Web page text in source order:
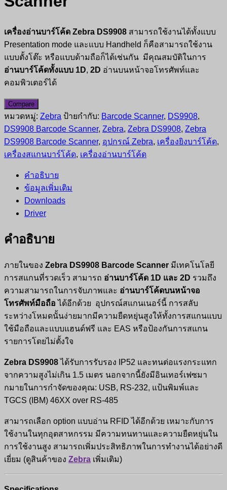
เครื่องอ่านบาร์โค้ด Zebra DS9908 สามารถใช้งานได้ทั้งแบบ
Presentation mode และแบบ Handheld ก็คือสามารถใช้งาน
แบบตั้งโต๊ะ หรือแบบด้ามถือก็ได้เช่นกัน มีคุณสมบัติในการ
อ่านบาร์โค้ดทั้งแบบ 1D, 2D อ่านบนหน้าจอโทรศัพท์และ
คอมพิวเตอร์ได้
Compare
หมวดหมู่: Zebra ป้ายกำกับ: Barcode Scanner, DS9908,
DS9908 Barcode Scanner, Zebra, Zebra DS9908, Zebra
DS9908 Barcode Scanner, อุปกรณ์ Zebra, เครื่องยิงบาร์โค้ด,
เครื่องสแกนบาร์โค้ด, เครื่องอ่านบาร์โค้ด
คำอธิบาย
ข้อมูลเพิ่มเติม
Downloads
Driver
คำอธิบาย
ภายในของ Zebra DS9908 Barcode Scanner มีเทคโนโลยี
การสแกนที่รวดเร็ว สามารถ อ่านบาร์โค้ด 1D และ 2D รวมถึง
ความสามารถในการจับภาพและ อ่านบาร์โค้ดบนหน้าจอ
โทรศัพท์มือถือ ได้อีกด้วย อุปกรณ์สแกนเนอร์นี้ การสลับ
ระหว่างโหมดนั้นง่ายมากมีความยืดหยุ่นสูงให้ทั้งการสแกนแบบ
ใช้มือถือและแบบแฮนด์ฟรี และ EAS หรือป้องกันการสแกน
รายการโดยไม่ตั้งใจ
Zebra DS9908ได้รับการรับรอง IP52 และทนต่อแรงกระแทก
จากความสูงไม่เกิน 1.5 เมตร นอกจากนี้ยังมีอินเทอร์เฟซมา
กมายในการกำจัดของคุณ: USB, RS-232, แป้นพิมพ์และ
TGCS (IBM) 46XX over RS-485
สามารถเลือก option แบบอ่าน RFID ได้อีกด้วย เหมาะกับการ
ใช้งานในทุกอุตสาหกรรม มีความทนทานและความยืดหยุ่นใน
การใช้งานสูง สามารถเพิ่มประสิทธิภาพในการทำงานได้อย่างดี
เยี่ยม (ดูสินค้าของ Zebra เพิ่มเติม)